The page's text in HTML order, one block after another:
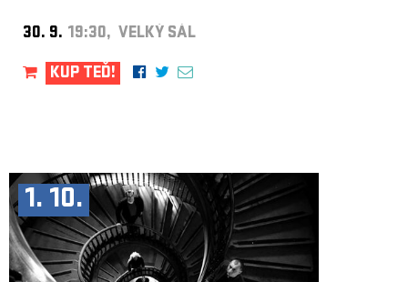
30. 9. 19:30, VELKÝ SÁL
KUP TEĎ!
1. 10.